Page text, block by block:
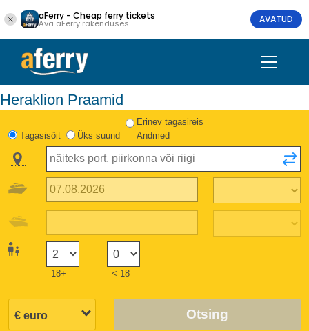
aFerry - Cheap ferry tickets
Ava aFerry rakenduses AVATUD
Heraklion Praamid
Tagasisõit Üks suund
Erinev tagasireis
Andmed
18+ < 18
Otsing